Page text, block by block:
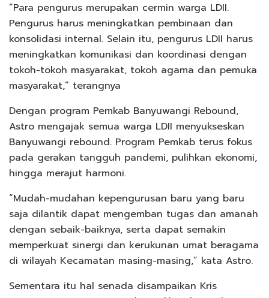
“Para pengurus merupakan cermin warga LDII.
Pengurus harus meningkatkan pembinaan dan
konsolidasi internal. Selain itu, pengurus LDII harus
meningkatkan komunikasi dan koordinasi dengan
tokoh-tokoh masyarakat, tokoh agama dan pemuka
masyarakat,” terangnya
Dengan program Pemkab Banyuwangi Rebound,
Astro mengajak semua warga LDII menyukseskan
Banyuwangi rebound. Program Pemkab terus fokus
pada gerakan tangguh pandemi, pulihkan ekonomi,
hingga merajut harmoni.
“Mudah-mudahan kepengurusan baru yang baru
saja dilantik dapat mengemban tugas dan amanah
dengan sebaik-baiknya, serta dapat semakin
memperkuat sinergi dan kerukunan umat beragama
di wilayah Kecamatan masing-masing,” kata Astro.
Sementara itu hal senada disampaikan Kris